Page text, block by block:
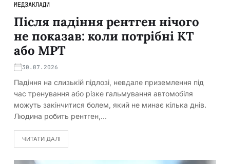
МЕДЗАКЛАДИ
Після падіння рентген нічого
не показав: коли потрібні КТ
або МРТ
30.07.2026
Падіння на слизькій підлозі, невдале приземлення під
час тренування або різке гальмування автомобіля
можуть закінчитися болем, який не минає кілька днів.
Людина робить рентген,…
ЧИТАТИ ДАЛІ